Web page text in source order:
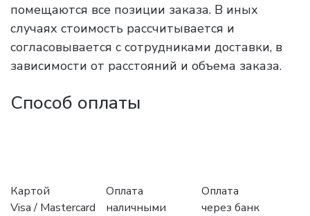
помещаются все позиции заказа. В иных
случаях стоимость рассчитывается и
согласовывается с сотрудниками доставки, в
зависимости от расстояний и объема заказа.
Способ оплаты
Картой
Visa / Mastercard
Оплата
наличными
Оплата
через банк